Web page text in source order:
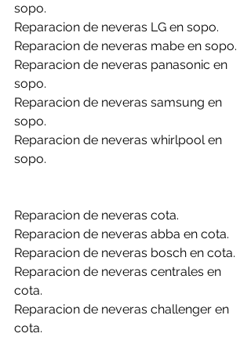
sopo.
Reparacion de neveras LG en sopo.
Reparacion de neveras mabe en sopo.
Reparacion de neveras panasonic en
sopo.
Reparacion de neveras samsung en
sopo.
Reparacion de neveras whirlpool en
sopo.
Reparacion de neveras cota.
Reparacion de neveras abba en cota.
Reparacion de neveras bosch en cota.
Reparacion de neveras centrales en
cota.
Reparacion de neveras challenger en
cota.